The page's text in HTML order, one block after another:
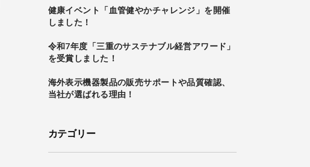
健康イベント「血管健やかチャレンジ」を開催
しました！
令和7年度「三重のサステナブル経営アワード」
を受賞しました！
海外表示機器製品の販売サポートや品質確認、
当社が選ばれる理由！
カテゴリー